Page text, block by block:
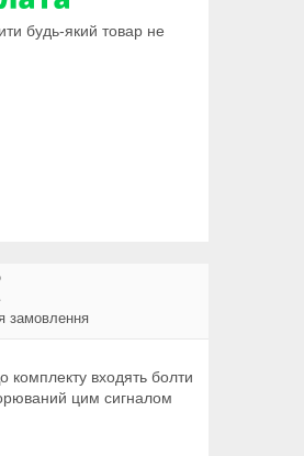
будь-який товар не
замовлення
комплекту входять болти
цим сигналом